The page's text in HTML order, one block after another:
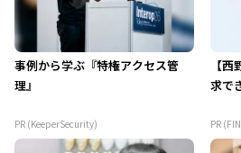
事例から学ぶ『特権アクセス管
理』
PR (KeeperSecurity)
【
求で
PR